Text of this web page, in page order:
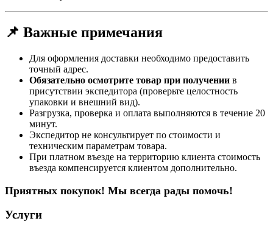
📌 Важные примечания
Для оформления доставки необходимо предоставить
точный адрес.
Обязательно осмотрите товар при получении в
присутствии экспедитора (проверьте целостность
упаковки и внешний вид).
Разгрузка, проверка и оплата выполняются в течение 20
минут.
Экспедитор не консультирует по стоимости и
техническим параметрам товара.
При платном въезде на территорию клиента стоимость
въезда компенсируется клиентом дополнительно.
Приятных покупок! Мы всегда рады помочь!
Услуги